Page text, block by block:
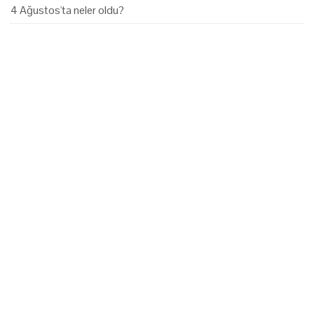
4 Ağustos'ta neler oldu?